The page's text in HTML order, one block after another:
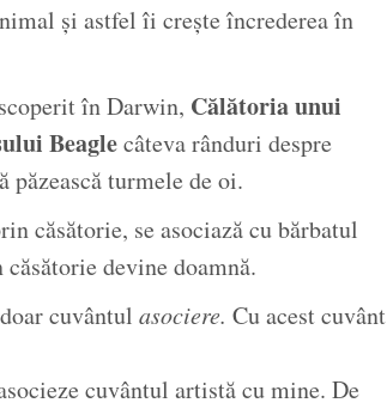
și astfel îi crește încrederea în
în Darwin, Călătoria unui
Beaglecâteva rânduri despre
turmele de oi.
căsătorie, se asociază cu bărbatul
devine doamnă.
cuvântul asociere. Cu acest cuvânt
cuvântul artistă cu mine. De